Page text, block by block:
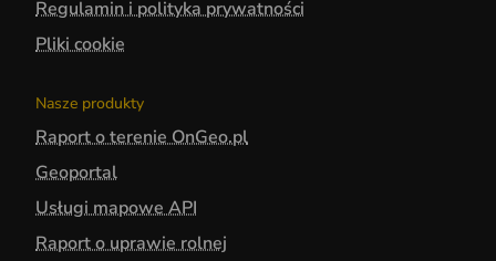
Regulamin i polityka prywatności
Pliki cookie
Nasze produkty
Raport o terenie OnGeo.pl
Geoportal
Usługi mapowe API
Raport o uprawie rolnej